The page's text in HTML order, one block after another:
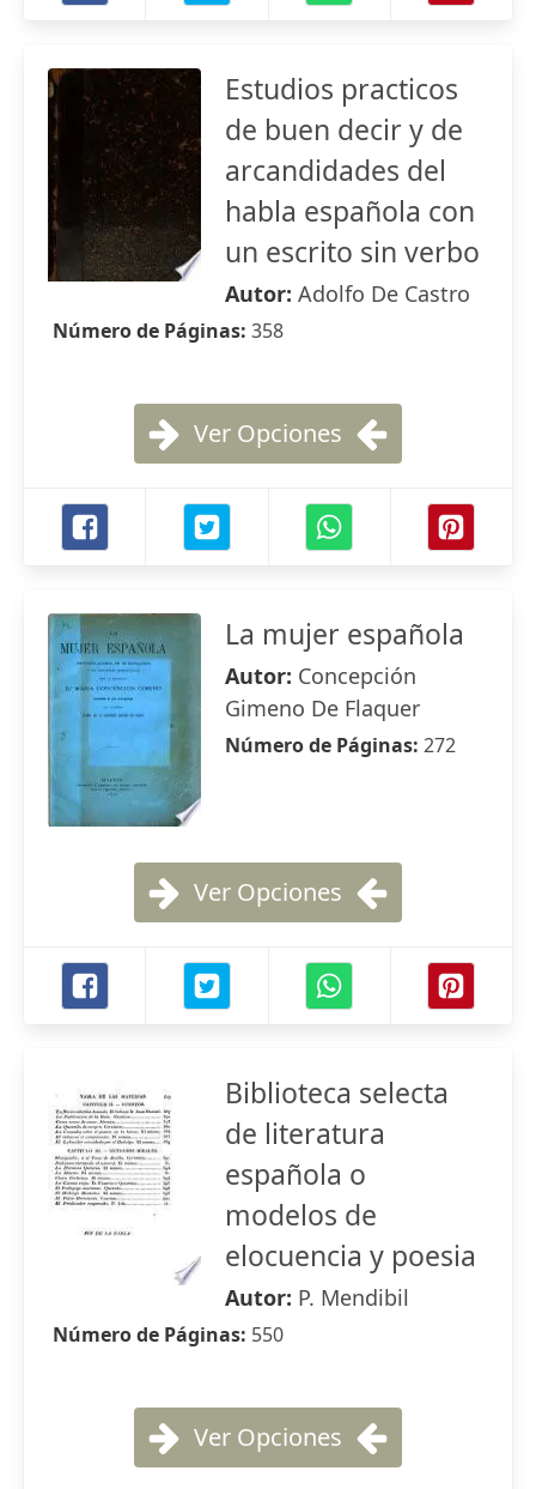
Estudios practicos
de buen decir y de
arcandidades del
habla española con
un escrito sin verbo
Autor: Adolfo De Castro
Número de Páginas: 358
Ver Opciones
La mujer española
Autor: Concepción
Gimeno De Flaquer
Número de Páginas: 272
Ver Opciones
Biblioteca selecta
de literatura
española o
modelos de
elocuencia y poesia
Autor: P. Mendibil
Número de Páginas: 550
Ver Opciones